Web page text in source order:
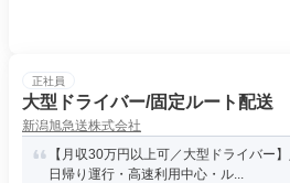
正社員
大型ドライバー/固定ルート配送
新潟旭急送株式会社
【月収30万円以上可／大型ドライバー
日帰り運行・高速利用中心・ル...